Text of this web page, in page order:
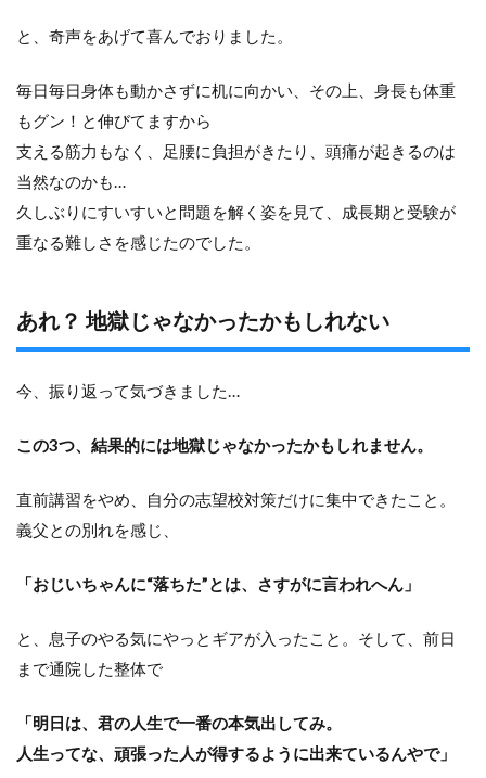
と、奇声をあげて喜んでおりました。
毎日毎日身体も動かさずに机に向かい、その上、身長も体重
もグン！と伸びてますから
支える筋力もなく、足腰に負担がきたり、頭痛が起きるのは
当然なのかも…
久しぶりにすいすいと問題を解く姿を見て、成長期と受験が
重なる難しさを感じたのでした。
あれ？ 地獄じゃなかったかもしれない
今、振り返って気づきました…
この3つ、結果的には地獄じゃなかったかもしれません。
直前講習をやめ、自分の志望校対策だけに集中できたこと。
義父との別れを感じ、
「おじいちゃんに“落ちた”とは、さすがに言われへん」
と、息子のやる気にやっとギアが入ったこと。そして、前日
まで通院した整体で
「明日は、君の人生で一番の本気出してみ。
人生ってな、頑張った人が得するように出来ているんやで」